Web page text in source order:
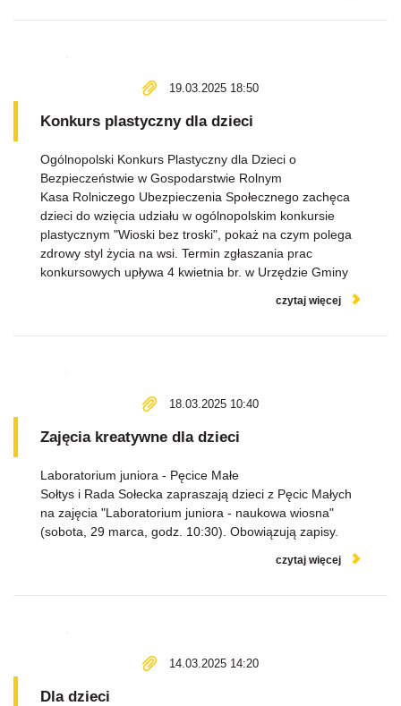
19.03.2025 18:50
Konkurs plastyczny dla dzieci
Ogólnopolski Konkurs Plastyczny dla Dzieci o
Bezpieczeństwie w Gospodarstwie Rolnym
Kasa Rolniczego Ubezpieczenia Społecznego zachęca
dzieci do wzięcia udziału w ogólnopolskim konkursie
plastycznym "Wioski bez troski", pokaż na czym polega
zdrowy styl życia na wsi. Termin zgłaszania prac
konkursowych upływa 4 kwietnia br. w Urzędzie Gminy
czytaj więcej
18.03.2025 10:40
Zajęcia kreatywne dla dzieci
Laboratorium juniora - Pęcice Małe
Sołtys i Rada Sołecka zapraszają dzieci z Pęcic Małych
na zajęcia "Laboratorium juniora - naukowa wiosna"
(sobota, 29 marca, godz. 10:30). Obowiązują zapisy.
czytaj więcej
14.03.2025 14:20
Dla dzieci